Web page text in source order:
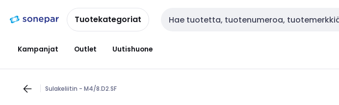
navigointiinsisältöönTuotekategoriat Haku
Kampanjat Outlet Uutishuone
Sulakeliitin - M4/8.D2.SF